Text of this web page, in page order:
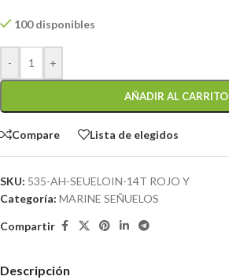
100 disponibles
- +
AÑADIR AL CARRITO
Compare Lista de elegidos
SKU: 535-AH-SEUELOIN-14T ROJO Y
Categoría: MARINE SEÑUELOS
Compartir
Descripción